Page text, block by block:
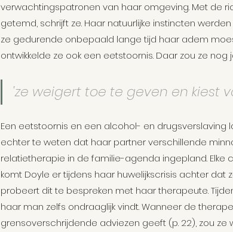
verwachtingspatronen van haar omgeving. Met de
getemd, schrijft ze. Haar natuurlijke instincten
ze gedurende onbepaald lange tijd haar adem
ontwikkelde ze ook een eetstoornis. Daar zou ze
'ze weigert toe te geven en kiest
Een eetstoornis en een alcohol- en
echter te weten dat haar partner verschillende
relatietherapie in de familie-agenda ingepland. Elke
komt Doyle er tijdens haar huwelijkscrisis achter dat
probeert dit te bespreken met haar therapeute.
haar man zelfs ondraaglijk vindt. Wanneer de
grensoverschrijdende adviezen geeft (p. 22), zou